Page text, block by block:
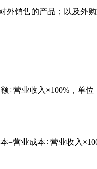
外销售的产品；以及外
营业收入×100%，单位
营业成本÷营业收入